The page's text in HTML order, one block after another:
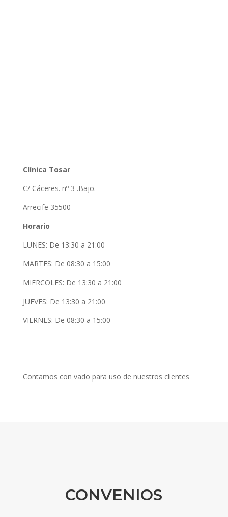
Clínica Tosar
C/ Cáceres. nº 3 .Bajo.
Arrecife 35500
Horario
LUNES: De 13:30 a 21:00
MARTES: De 08:30 a 15:00
MIERCOLES: De 13:30 a 21:00
JUEVES: De 13:30 a 21:00
VIERNES: De 08:30 a 15:00
Contamos con vado para uso de nuestros clientes
CONVENIOS